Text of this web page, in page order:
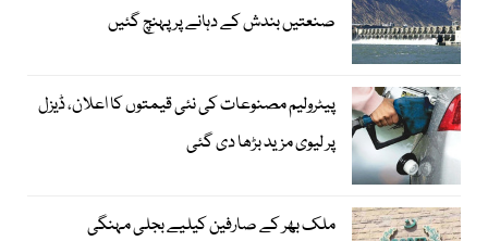
صنعتیں بندش کے دہانے پر پہنچ گئیں
پیٹرولیم مصنوعات کی نئی قیمتوں کا اعلان، ڈیزل
پر لیوی مزید بڑھا دی گئی
ملک بھر کے صارفین کیلیے بجلی مہنگی